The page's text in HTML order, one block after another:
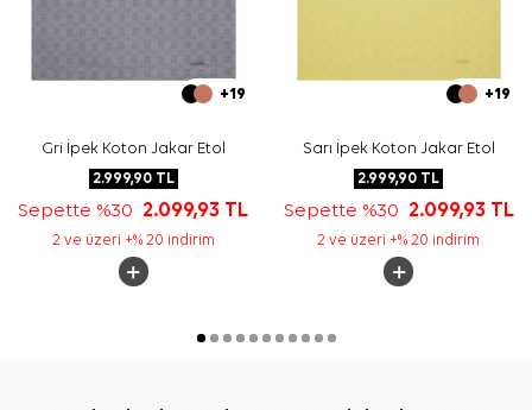
+19
Gri İpek Koton Jakar Etol
2.999,90TL
Sepette %30 2.099,93 TL
2 ve üzeri +% 20 indirim
+19
Sarı İpek Koton Jakar Etol
2.999,90 TL
Sepette %30 2.099,93 TL
2 ve üzeri +% 20 indirim